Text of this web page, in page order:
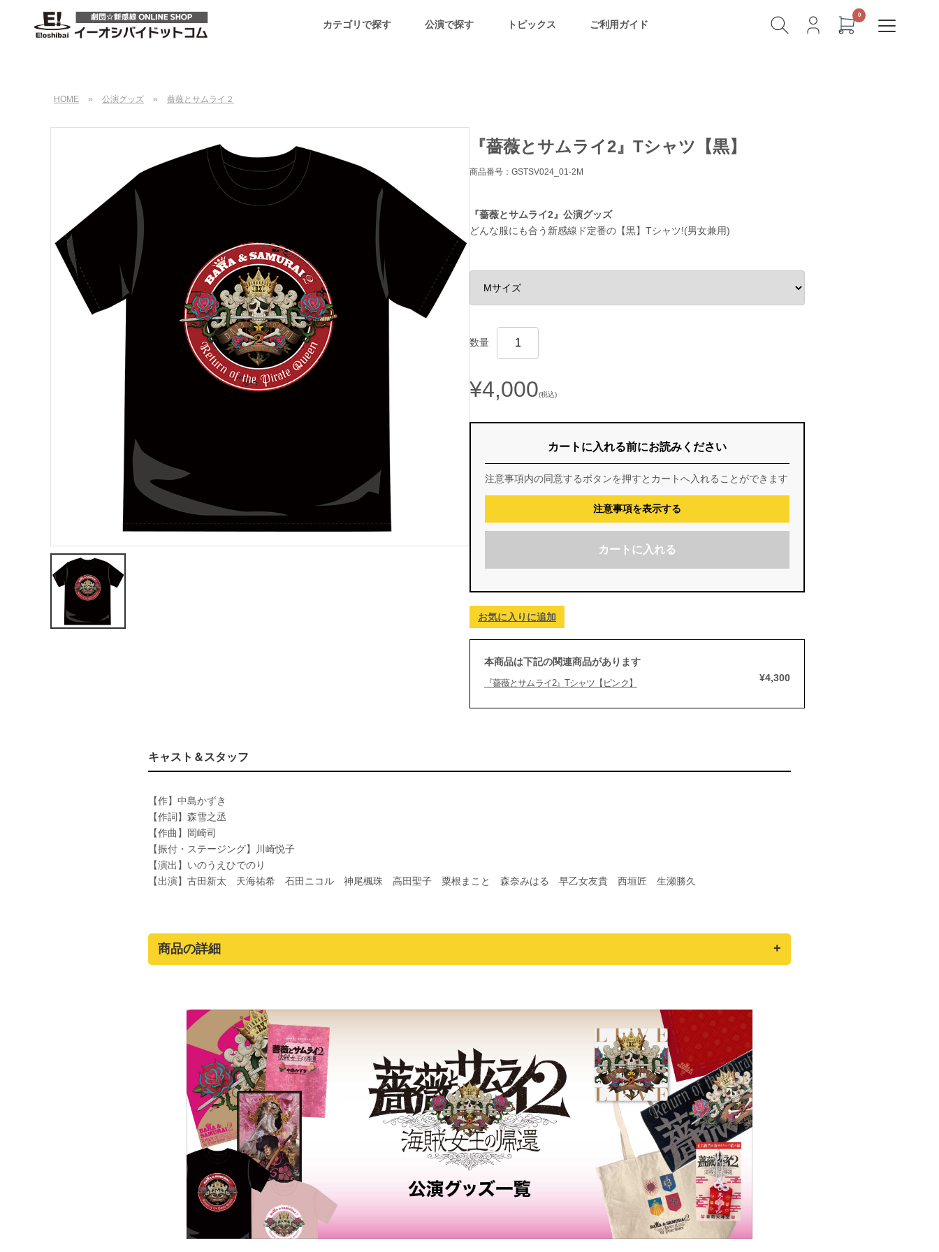
カテゴリで探す 公演で探す トピックス ご利用ガイド
HOME » 公演グッズ » 薔薇とサムライ２
『薔薇とサムライ2』Tシャツ【黒】
商品番号：GSTSV024_01-2M
『薔薇とサムライ2』公演グッズ
どんな服にも合う新感線ド定番の【黒】Tシャツ!(男女兼用)
数量
¥4,000(税込)
カートに入れる前にお読みください
注意事項内の同意するボタンを押すとカートへ入れることができます
注意事項を表示する
カートに入れる
お気に入りに追加
本商品は下記の関連商品があります
『薔薇とサムライ2』Tシャツ【ピンク】 ¥4,300
キャスト＆スタッフ
【作】中島かずき
【作詞】森雪之丞
【作曲】岡崎司
【振付・ステージング】川崎悦子
【演出】いのうえひでのり
【出演】古田新太 天海祐希 石田ニコル 神尾楓珠 高田聖子 粟根まこと 森奈みはる 早乙女友貴 西垣匠 生瀬勝久
商品の詳細